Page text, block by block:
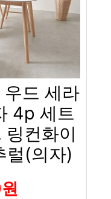
우드 세라
4p 세트
컨화이
럴(의자)